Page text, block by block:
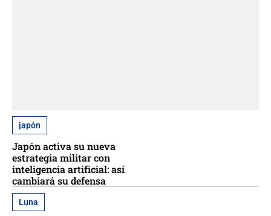
japón
Japón activa su nueva
estrategia militar con
inteligencia artificial: así
cambiará su defensa
Luna